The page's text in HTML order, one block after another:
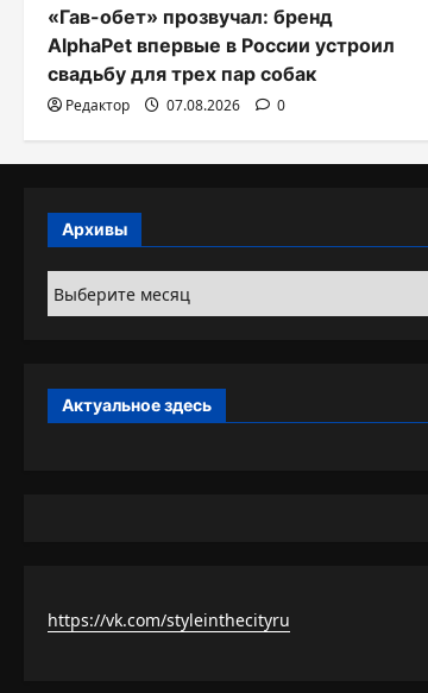
и
с
я
м
«Гав-обет» прозвучал: бренд
AlphaPet впервые в России устроил
свадьбу для трех пар собак
Редактор 07.08.2026 0
Архивы
Архивы
Актуальное здесь
https://vk.com/styleinthecityru